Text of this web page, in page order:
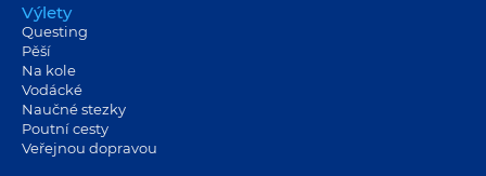
Výlety
Questing
Pěší
Na kole
Vodácké
Naučné stezky
Poutní cesty
Veřejnou dopravou